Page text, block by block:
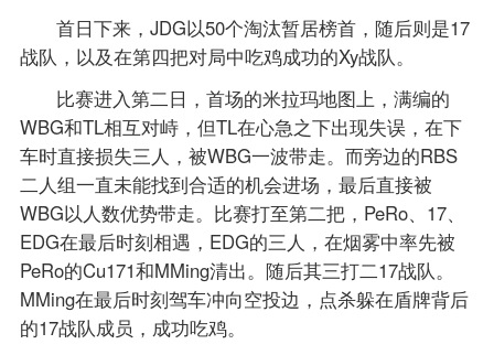
首日下来，JDG以50个淘汰暂居榜首，随后则是17
战队，以及在第四把对局中吃鸡成功的Xy战队。
比赛进入第二日，首场的米拉玛地图上，满编的
WBG和TL相互对峙，但TL在心急之下出现失误，在下
车时直接损失三人，被WBG一波带走。而旁边的RBS
二人组一直未能找到合适的机会进场，最后直接被
WBG以人数优势带走。比赛打至第二把，PeRo、17、
EDG在最后时刻相遇，EDG的三人，在烟雾中率先被
PeRo的Cu171和MMing清出。随后其三打二17战队。
MMing在最后时刻驾车冲向空投边，点杀躲在盾牌背后
的17战队成员，成功吃鸡。